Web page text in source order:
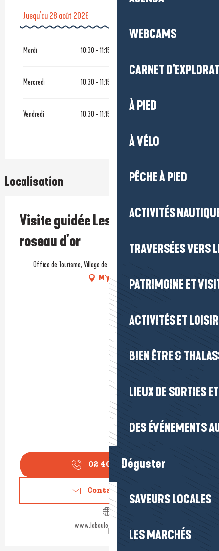
WEBCAMS
CARNET
À PIED
À VÉLO
PÊCHE À PIED
ACTIVITÉS
TRAVERSÉES VERS
PATRIMOINE ET
ACTIVITÉS ET
BIEN ÊTRE &
LIEUX DE SORTIES
DES ÉVÉNEMENTS
Déguster
SAVEURS LOCALES
LES MARCHÉS
Jusqu'au28 août 2026
Mardi 10:30 - 11:15
Mercredi 10:30 - 11:15
Vendredi 10:30 - 11:15
Localisation
Visite guidée Les lutins et le
roseau d'or
Office de Tourisme, Village de Kerhinet, 44410 Saint-Lyphard
M'y rendre
02 40 24 34▒▒
Contactez-nous
www.labaule-guerande.com